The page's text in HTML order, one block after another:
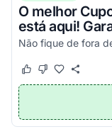
O melhor
está aqui!
Este cupom
Este cupom não